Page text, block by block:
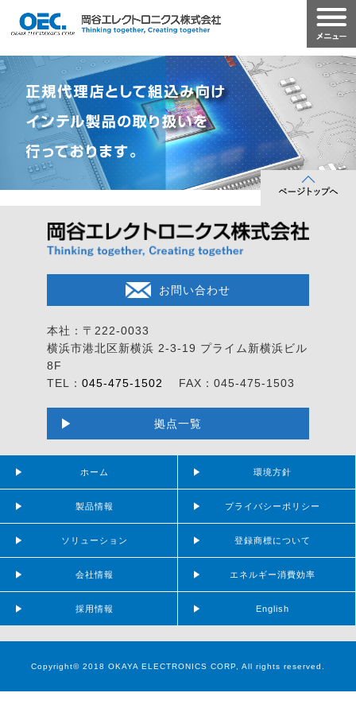
お問い合わせ
本社：〒222-0033
横浜市港北区新横浜 2-3-19 プライム新横浜ビル
8F
TEL： 045-475-1502 FAX：045-475-1503
拠点一覧
ホーム
製品情報
ソリューション
会社情報
採用情報
環境方針
プライバシーポリシー
登録商標について
エネルギー消費効率
English
Copyright© 2018 OKAYA ELECTRONICS CORP, All rights reserved.